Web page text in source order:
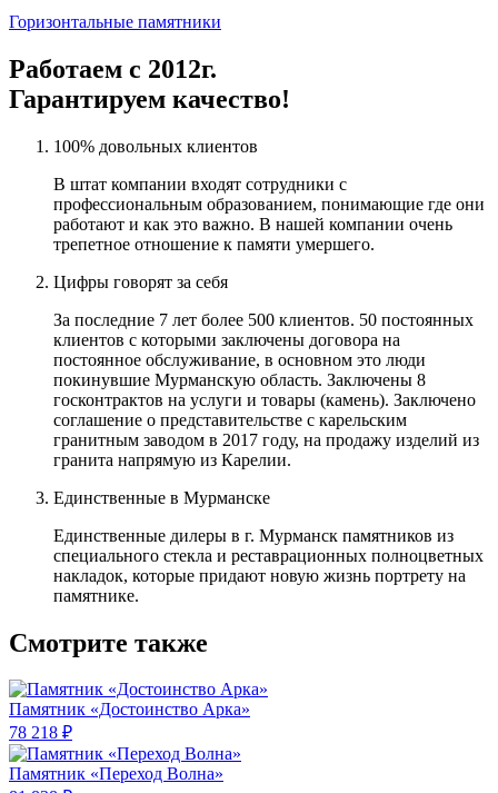
Горизонтальные памятники
Работаем с 2012г.
Гарантируем качество!
100% довольных клиентов
В штат компании входят сотрудники с
профессиональным образованием, понимающие где они
работают и как это важно. В нашей компании очень
трепетное отношение к памяти умершего.
Цифры говорят за себя
За последние 7 лет более 500 клиентов. 50 постоянных
клиентов с которыми заключены договора на
постоянное обслуживание, в основном это люди
покинувшие Мурманскую область. Заключены 8
госконтрактов на услуги и товары (камень). Заключено
соглашение о представительстве с карельским
гранитным заводом в 2017 году, на продажу изделий из
гранита напрямую из Карелии.
Единственные в Мурманске
Единственные дилеры в г. Мурманск памятников из
специального стекла и реставрационных полноцветных
накладок, которые придают новую жизнь портрету на
памятнике.
Смотрите также
Памятник «Достоинство Арка»
78 218 ₽
Памятник «Переход Волна»